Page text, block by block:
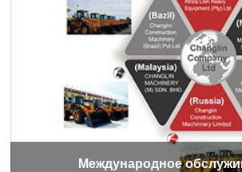
Международное